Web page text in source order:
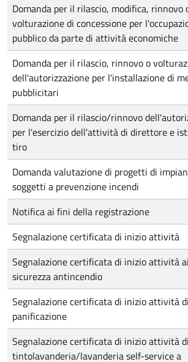
Domanda per il rilascio, modifica, rinnovo
volturazione di concessione per
pubblico da parte di attività economiche
Domanda per il rilascio, rinnovo o
dell'autorizzazione per l'installazione di
pubblicitari
Domanda per il rilascio/rinnovo
per l'esercizio dell'attività di direttore e
tiro
Domanda valutazione di progetti di
soggetti a prevenzione incendi
Notifica ai fini della registrazione
Segnalazione certificata di inizio attività
Segnalazione certificata di inizio attività
sicurezza antincendio
Segnalazione certificata di inizio attività di
panificazione
Segnalazione certificata di inizio attività di
tintolavanderia/lavanderia self-service a